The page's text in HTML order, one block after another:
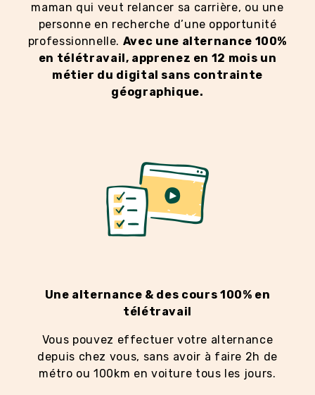
maman qui veut relancer sa carrière, ou une
personne en recherche d’une opportunité
professionnelle. Avec une alternance 100%
en télétravail, apprenez en 12 mois un
métier du digital sans contrainte
géographique.
Une alternance & des cours 100% en
télétravail
Vous pouvez effectuer votre alternance
depuis chez vous, sans avoir à faire 2h de
métro ou 100km en voiture tous les jours.